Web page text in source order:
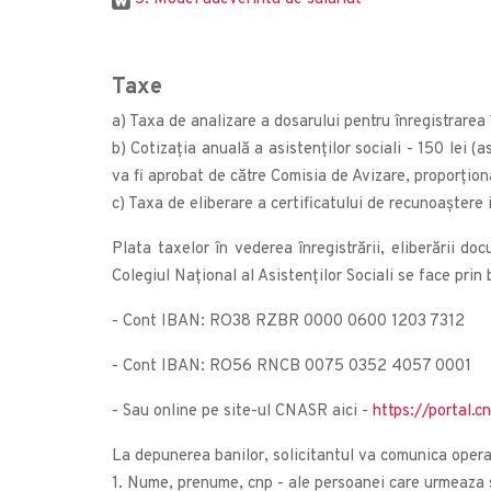
Taxe
a) Taxa de analizare a dosarului pentru
b) Cotizația anuală a asistenților sociali - 150 lei
va fi aprobat de către Comisia de Avizare,
c) Taxa de eliberare a certificatului de
Plata taxelor în vederea înregistrării, eliberării
Colegiul Național al Asistenților Sociali se face prin
- Cont IBAN: RO38 RZBR 0000 0600 1203 7312
- Cont IBAN: RO56 RNCB 0075 0352 4057 0001
- Sau online pe site-ul CNASR aici - https://
La depunerea banilor, solicitantul va comunica
1. Nume, prenume, cnp - ale persoanei care